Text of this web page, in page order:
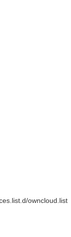
owncloud.list